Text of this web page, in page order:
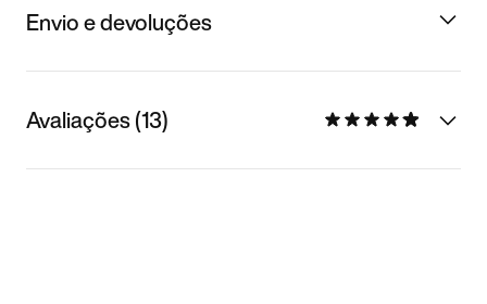
Envio e devoluções
Avaliações (13)